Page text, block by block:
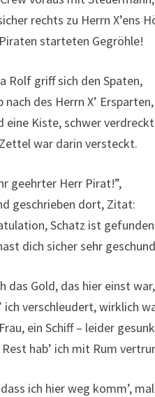
rechts zu Herrn X’ens
starteten Gegröhle!
Rolf griff sich den Spaten,
nach des Herrn X’ Ersparten,
eine Kiste, schwer
war darin versteckt.
geehrter Herr Pirat!”,
geschrieben dort, Zitat:
Schatz ist
dich sicher sehr
das Gold, das hier einst war,
ich verschleudert, wirklich
ein Schiff – leider
hab’ ich mit Rum
ich hier weg komm’,